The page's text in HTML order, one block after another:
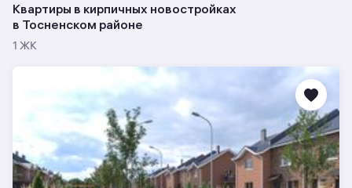
Квартиры в кирпичных новостройках
в Тосненском районе
1 ЖК